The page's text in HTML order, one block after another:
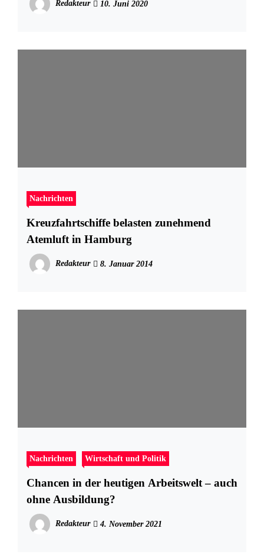
Redakteur 10. Juni 2020
Nachrichten
Kreuzfahrtschiffe belasten zunehmend
Atemluft in Hamburg
Redakteur 8. Januar 2014
Nachrichten Wirtschaft und Politik
Chancen in der heutigen Arbeitswelt – auch
ohne Ausbildung?
Redakteur 4. November 2021